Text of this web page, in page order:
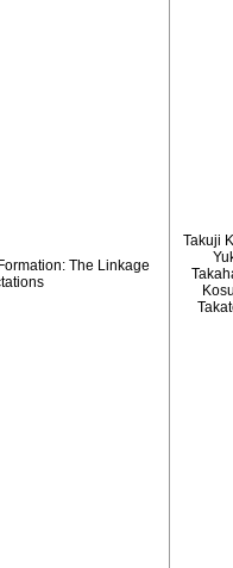
The Linkage
Takuji